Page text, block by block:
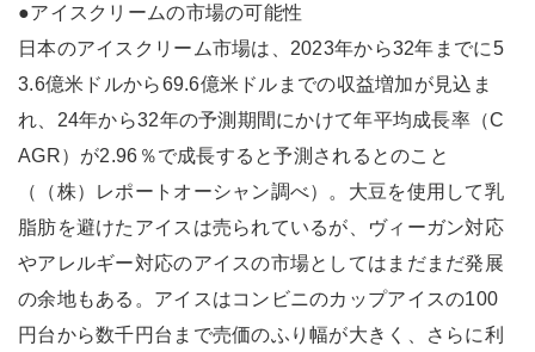
●アイスクリームの市場の可能性
日本のアイスクリーム市場は、2023年から32年までに5
3.6億米ドルから69.6億米ドルまでの収益増加が見込ま
れ、24年から32年の予測期間にかけて年平均成長率（C
AGR）が2.96％で成長すると予測されるとのこと
（（株）レポートオーシャン調べ）。大豆を使用して乳
脂肪を避けたアイスは売られているが、ヴィーガン対応
やアレルギー対応のアイスの市場としてはまだまだ発展
の余地もある。アイスはコンビニのカップアイスの100
円台から数千円台まで売価のふり幅が大きく、さらに利